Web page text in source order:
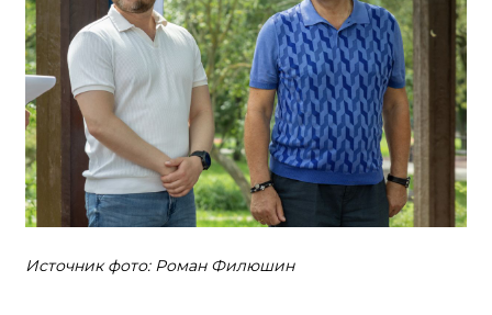
Источник фото: Роман Филюшин